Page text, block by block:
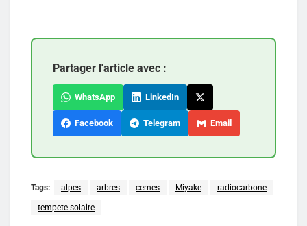
Partager l'article avec :
WhatsApp LinkedIn
Facebook Telegram Email
Tags: alpes arbres cernes Miyake radiocarbone
tempete solaire